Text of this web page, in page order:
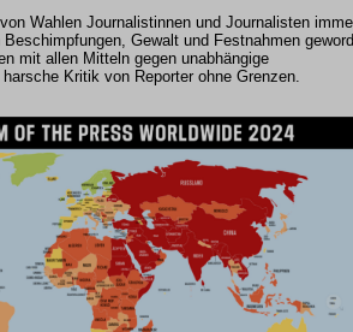
Wahlen Journalistinnen und Journalisten
Gewalt und Festnahmen
mit allen Mitteln gegen unabhängige
Kritik von Reporter ohne Grenzen.